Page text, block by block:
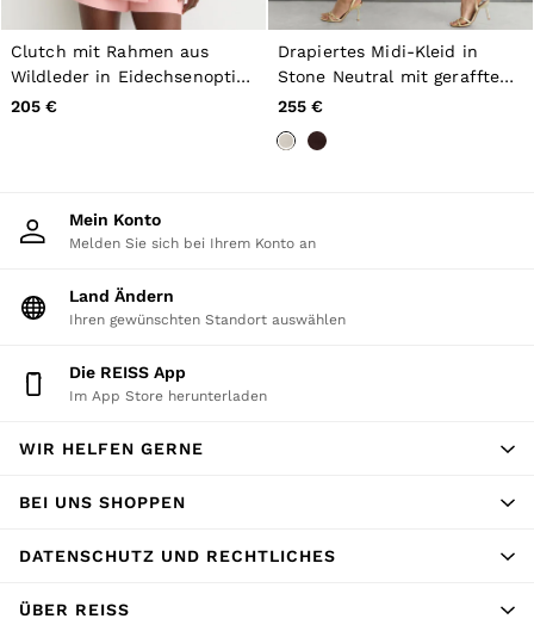
Clutch mit Rahmen aus
Wildleder in Eidechsenoptik,
Farbe Tan
205 €
Drapiertes Midi-Kleid in
Stone Neutral mit gerafften
Details
255 €
Mein Konto
Melden Sie sich bei Ihrem Konto an
Land Ändern
Ihren gewünschten Standort auswählen
Die REISS App
Im App Store herunterladen
WIR HELFEN GERNE
BEI UNS SHOPPEN
DATENSCHUTZ UND RECHTLICHES
ÜBER REISS